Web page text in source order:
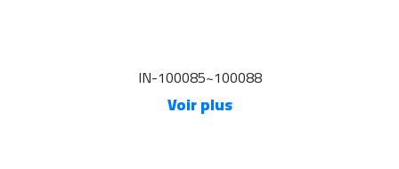
IN-100085~100088
Voir plus